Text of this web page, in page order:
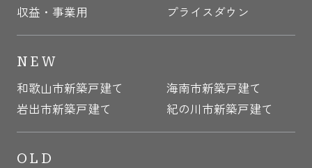
収益・事業用
プライスダウン
NEW
和歌山市新築戸建て
海南市新築戸建て
岩出市新築戸建て
紀の川市新築戸建て
OLD